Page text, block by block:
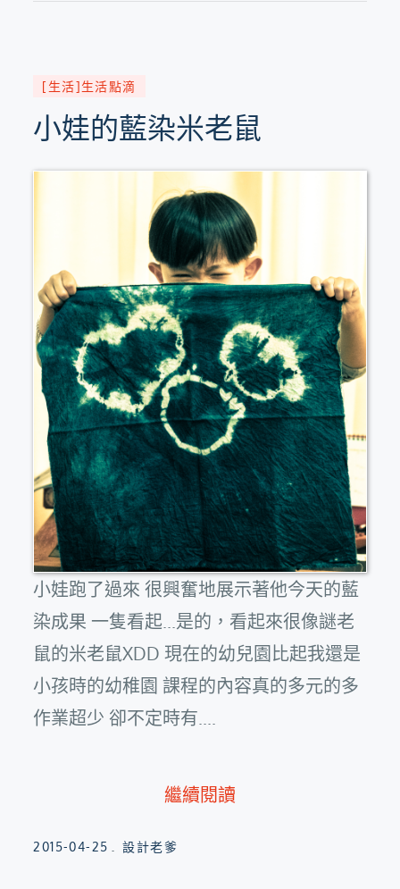
[生活]生活點滴
小娃的藍染米老鼠
小娃跑了過來 很興奮地展示著他今天的藍
染成果 一隻看起...是的，看起來很像謎老
鼠的米老鼠XDD 現在的幼兒園比起我還是
小孩時的幼稚園 課程的內容真的多元的多
作業超少 卻不定時有....
繼續閱讀
Posted
2015-04-25 設計老爹